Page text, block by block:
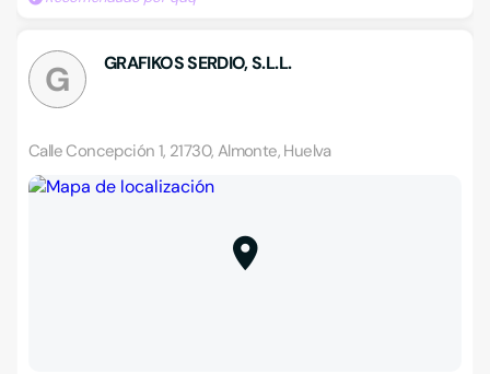
G GRAFIKOS SERDIO, S.L.L.
Calle Concepción 1, 21730, Almonte, Huelva